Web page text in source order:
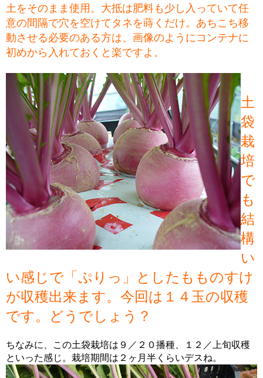
土をそのまま使用。大抵は肥料も少し入っていて任
意の間隔で穴を空けてタネを蒔くだけ。あちこち移
動させる必要のある方は、画像のようにコンテナに
初めから入れておくと楽ですよ。
土
袋
栽
培
で
も
結
構
い
い感じで「ぷりっ」としたもものすけ
が収穫出来ます。今回は１４玉の収穫
です。どうでしょう？
ちなみに、この土袋栽培は９／２０播種、１２／上旬収穫
といった感じ。栽培期間は２ヶ月半くらいデスね。